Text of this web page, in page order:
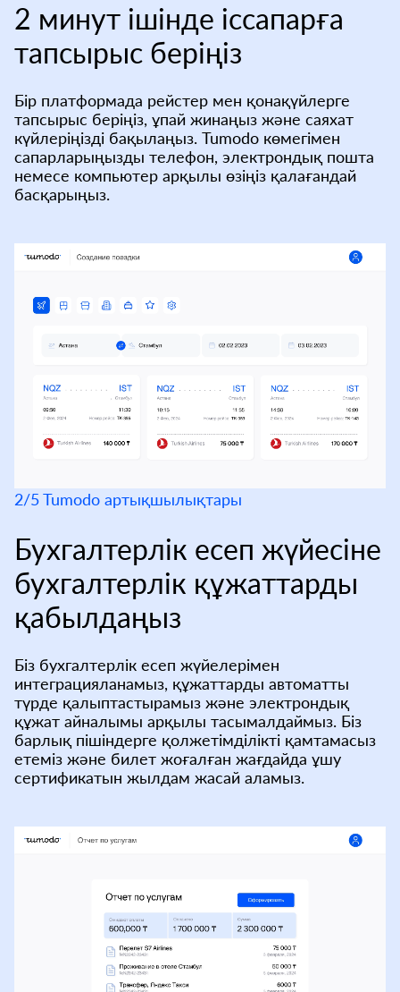
2 минут ішінде іссапарға
тапсырыс беріңіз
Бір платформада рейстер мен қонақүйлерге
тапсырыс беріңіз, ұпай жинаңыз және саяхат
күйлеріңізді бақылаңыз. Tumodo көмегімен
сапарларыңызды телефон, электрондық пошта
немесе компьютер арқылы өзіңіз қалағандай
басқарыңыз.
2/5 Tumodo артықшылықтары
Бухгалтерлік есеп жүйесіне
бухгалтерлік құжаттарды
қабылдаңыз
Біз бухгалтерлік есеп жүйелерімен
интеграцияланамыз, құжаттарды автоматты
түрде қалыптастырамыз және электрондық
құжат айналымы арқылы тасымалдаймыз. Біз
барлық пішіндерге қолжетімділікті қамтамасыз
етеміз және билет жоғалған жағдайда ұшу
сертификатын жылдам жасай аламыз.